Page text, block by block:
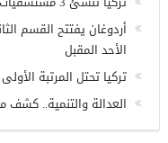
وزير الدفاع التركي
الإقليمية
تركيا تنشئ 3 مستشفيات في مناطق درع الفرات بسوريا
أردوغان يفتتح القسم
الأحد المقبل